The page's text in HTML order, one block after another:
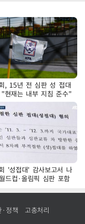
, 15년 전 심판 성 접대
현재는 내부 지침 준수"
'성접대' 감사보고서 나
드컵·올림픽 심판 포함
·정책 고충처리